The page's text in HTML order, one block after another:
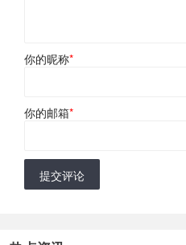
你的昵称*
你的邮箱*
提交评论